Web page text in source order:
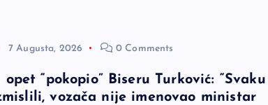
7 Augusta, 2026 0 Comments
opet “pokopio” Biseru Turković: “Svaku
vozača nije imenovao ministar